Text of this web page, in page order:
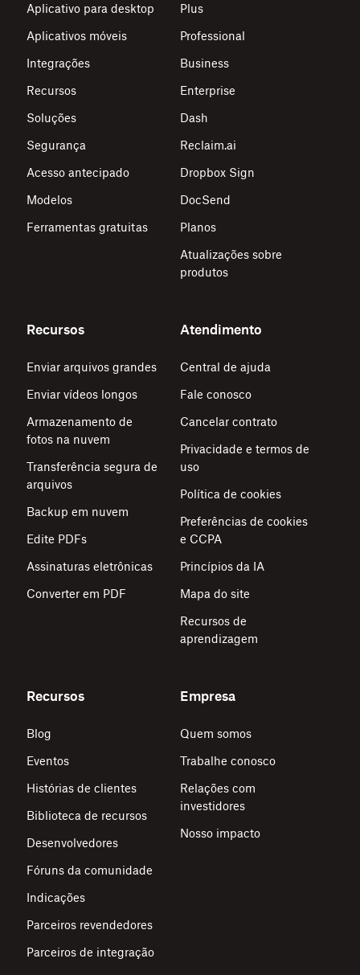
Aplicativo para desktop
Aplicativos móveis
Integrações
Recursos
Soluções
Segurança
Acesso antecipado
Modelos
Ferramentas gratuitas
Plus
Professional
Business
Enterprise
Dash
Reclaim.ai
Dropbox Sign
DocSend
Planos
Atualizações sobre
produtos
Recursos
Enviar arquivos grandes
Enviar vídeos longos
Armazenamento de
fotos na nuvem
Transferência segura de
arquivos
Backup em nuvem
Edite PDFs
Assinaturas eletrônicas
Converter em PDF
Atendimento
Central de ajuda
Fale conosco
Cancelar contrato
Privacidade e termos de
uso
Política de cookies
Preferências de cookies
e CCPA
Princípios da IA
Mapa do site
Recursos de
aprendizagem
Recursos
Blog
Eventos
Histórias de clientes
Biblioteca de recursos
Desenvolvedores
Fóruns da comunidade
Indicações
Parceiros revendedores
Parceiros de integração
Empresa
Quem somos
Trabalhe conosco
Relações com
investidores
Nosso impacto